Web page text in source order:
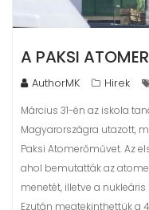
A PAKSI
AuthorMK Hirek
Március 31-én az iskola
Magyarországra utazott,
Paksi Atomerőművet. Az
ahol bemutatták az
menetét, illetve a
Ezután megtekinthettük a